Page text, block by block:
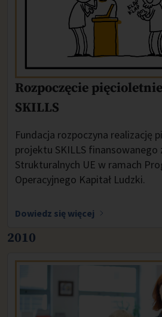
Rozpoczęcie
SKILLS
Fundacja rozpoczyna realizację
projektu SKILLS finansowanego
Strukturalnych UE w ramach
Operacyjnego Kapitał Ludzki.
Dowiedz się więcej
2010